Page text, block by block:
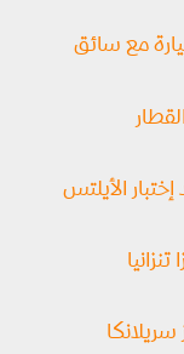
مع سائق
الأيلتس
تنزانيا